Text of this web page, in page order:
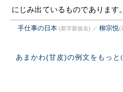
にじみ出ているものであります。
手仕事の日本 (新字新仮名) ／ 柳宗悦(
あまかわ(甘皮)の例文をもっと